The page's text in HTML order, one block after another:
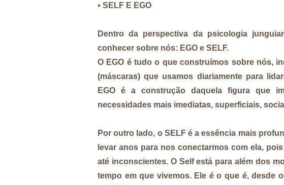
▪️ SELF E EGO
Dentro da perspectiva da psicologia
conhecer sobre nós: EGO e SELF.
O EGO é tudo o que construímos sobre nós,
(máscaras) que usamos diariamente para
EGO é a construção daquela figura que
necessidades mais imediatas, superficiais,
Por outro lado, o SELF é a essência mais
levar anos para nos conectarmos com ela,
até inconscientes. O Self está para além dos
tempo em que vivemos. Ele é o que é, desde